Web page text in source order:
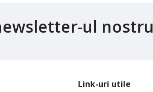
ul nostru
Link-uri utile